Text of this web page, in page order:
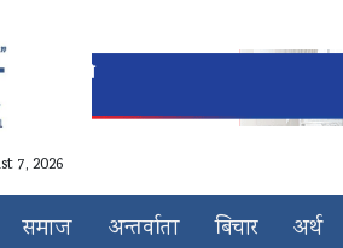
7, 2026
समाज अन्तर्वाता बिचार अर्थ